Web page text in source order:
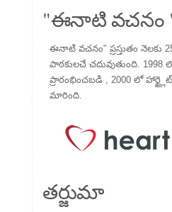
"ఈనాటి వచనం
ఈనాటి వచనం" ప్రస్తుతం నెలకు
పాఠకులచే చదువుతుంది. 1998
ప్రారంభించబడి , 2000 లో
మారింది.
తర్జుమా